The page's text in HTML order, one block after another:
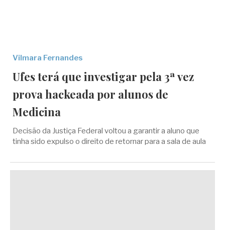
Vilmara Fernandes
Ufes terá que investigar pela 3ª vez
prova hackeada por alunos de
Medicina
Decisão da Justiça Federal voltou a garantir a aluno que
tinha sido expulso o direito de retornar para a sala de aula